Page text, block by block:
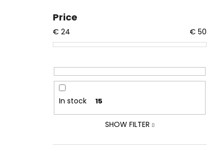
Price
€ 24 € 50
In stock 15
SHOW FILTER